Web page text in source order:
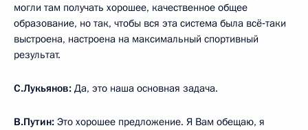
могли там получать хорошее, качественное общее
образование, но так, чтобы вся эта система была всё‑таки
выстроена, настроена на максимальный спортивный
результат.
С.Лукьянов: Да, это наша основная задача.
В.Путин: Это хорошее предложение. Я Вам обещаю, я